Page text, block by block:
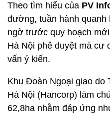
Theo tìm hiểu của PV
đường, tuần hành quanh
ngờ trước quy hoạch
Hà Nội phê duyệt mà cư
vấn ý kiến.
Khu Đoàn Ngoại giao do
Hà Nội (Hancorp) làm
62,8ha nhằm đáp ứng